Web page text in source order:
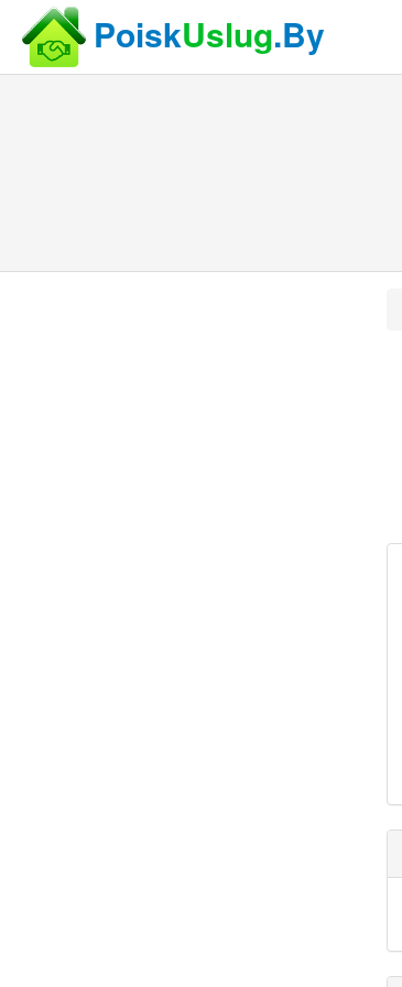
PoiskUslug.By